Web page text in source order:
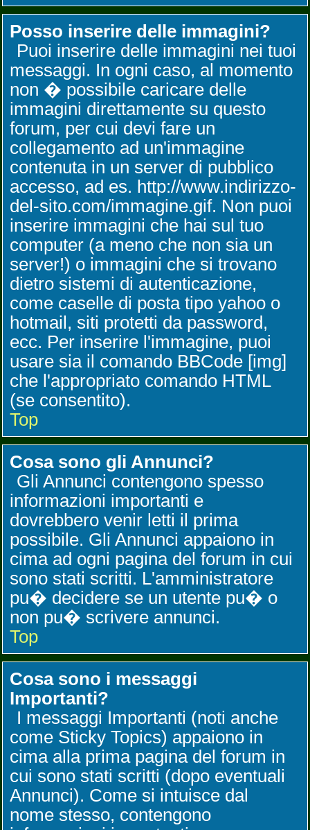
Posso inserire delle immagini?
Puoi inserire delle immagini nei tuoi
messaggi. In ogni caso, al momento
non � possibile caricare delle
immagini direttamente su questo
forum, per cui devi fare un
collegamento ad un'immagine
contenuta in un server di pubblico
accesso, ad es. http://www.indirizzo-
del-sito.com/immagine.gif. Non puoi
inserire immagini che hai sul tuo
computer (a meno che non sia un
server!) o immagini che si trovano
dietro sistemi di autenticazione,
come caselle di posta tipo yahoo o
hotmail, siti protetti da password,
ecc. Per inserire l'immagine, puoi
usare sia il comando BBCode [img]
che l'appropriato comando HTML
(se consentito).
Top
Cosa sono gli Annunci?
Gli Annunci contengono spesso
informazioni importanti e
dovrebbero venir letti il prima
possibile. Gli Annunci appaiono in
cima ad ogni pagina del forum in cui
sono stati scritti. L'amministratore
pu� decidere se un utente pu� o
non pu� scrivere annunci.
Top
Cosa sono i messaggi
Importanti?
I messaggi Importanti (noti anche
come Sticky Topics) appaiono in
cima alla prima pagina del forum in
cui sono stati scritti (dopo eventuali
Annunci). Come si intuisce dal
nome stesso, contengono